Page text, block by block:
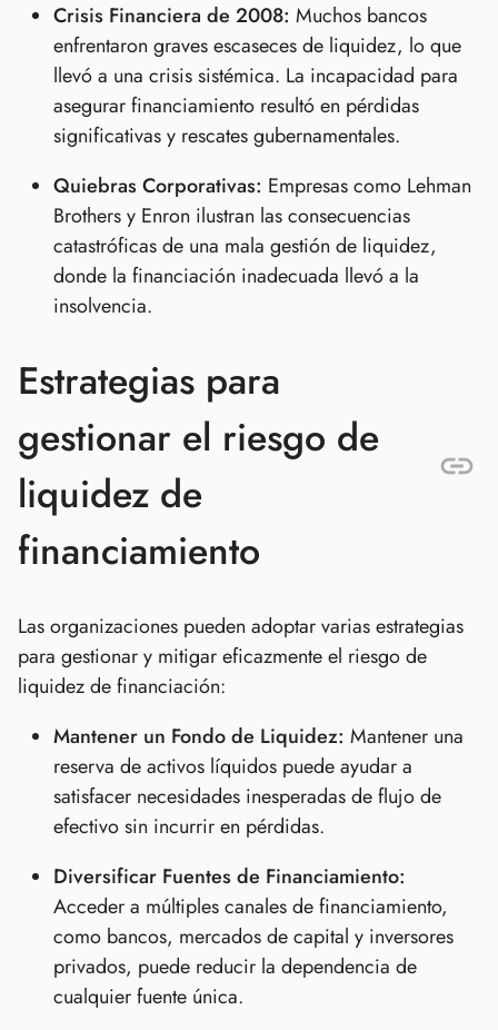
Crisis Financiera de 2008: Muchos bancos
enfrentaron graves escaseces de liquidez, lo que
llevó a una crisis sistémica. La incapacidad para
asegurar financiamiento resultó en pérdidas
significativas y rescates gubernamentales.
Quiebras Corporativas: Empresas como Lehman
Brothers y Enron ilustran las consecuencias
catastróficas de una mala gestión de liquidez,
donde la financiación inadecuada llevó a la
insolvencia.
Estrategias para
gestionar el riesgo de
liquidez de
financiamiento
Las organizaciones pueden adoptar varias estrategias
para gestionar y mitigar eficazmente el riesgo de
liquidez de financiación:
Mantener un Fondo de Liquidez: Mantener una
reserva de activos líquidos puede ayudar a
satisfacer necesidades inesperadas de flujo de
efectivo sin incurrir en pérdidas.
Diversificar Fuentes de Financiamiento:
Acceder a múltiples canales de financiamiento,
como bancos, mercados de capital y inversores
privados, puede reducir la dependencia de
cualquier fuente única.